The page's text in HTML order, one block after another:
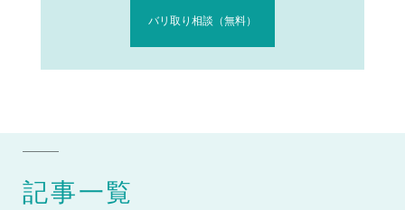
バリ取り相談（無料）
記事一覧